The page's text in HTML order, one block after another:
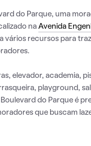
do Parque, uma
na Avenida
vários recursos para
elevador, academia,
playground,
do Parque é
que buscam